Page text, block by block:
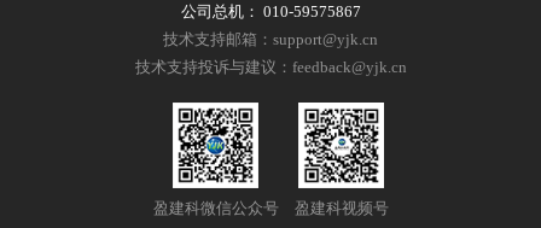
公司总机： 010-59575867
技术支持邮箱：support@yjk.cn
技术支持投诉与建议：feedback@yjk.cn
盈建科微信公众号 盈建科视频号